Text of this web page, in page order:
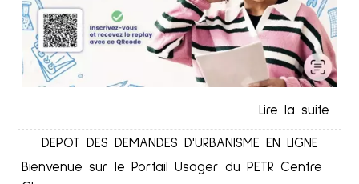
DEPOT DES DEMANDES D'URBANISME EN LIGNE
Bienvenue sur le Portail Usager du PETR Centre